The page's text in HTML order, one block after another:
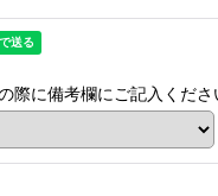
際に備考欄にご記入くださ